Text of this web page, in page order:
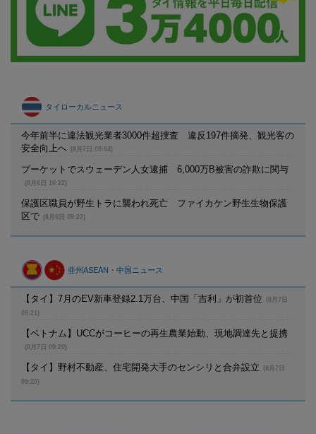
タイローカルニュース
今年前半に違法観光業者3000件超捜査 違反197件摘発、観光客の
安全向上へ
(8月7日 09:04)
プーケットでスウェーデン人女逮捕 6,000万B被害の詐欺に関与
(8月6日 16:22)
保護区職員が野生トラに襲われ死亡 ファイカケン野生生物保護
区で
(8月6日 09:22)
亜州ASEAN・中国ニュース
【タイ】7月のEV新車登録2.1万台、中国「吉利」が初首位
(8月7日
09:21)
【ベトナム】UCCがコーヒーの再生農業始動、現地調達先と提携
(8月7日 09:20)
【タイ】野村不動産、住宅開発大手のセンシリと合弁設立
(8月7日
09:20)